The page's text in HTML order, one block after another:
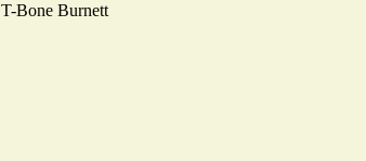
T-Bone Burnett